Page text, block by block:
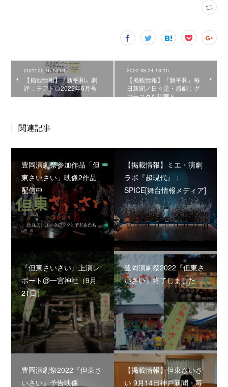
2022.05.16 13:21
【掲載情報】『新平和』劇
評：テアトロ2022年6月号
2022.03.24 13:10
【掲載情報】『新平和』毎
日新聞／日々是・感劇：グ
ロテスクな現実と
関連記事
豊岡演劇祭参加作品「但
東さいさい」映像2作品
配信中
【掲載情報】ミエ・演劇
ラボ『超現代』：
SPICE[舞台情報メディア]
『但東さいさい』上演レ
ポート@一宮神社（9月
21日）
豊岡演劇祭2022『但東さ
いさい』終了しました
豊岡演劇祭2022『但東さ
いさい』予告映像
【掲載情報】但東さいさ
い 9月14日神戸新聞・毎